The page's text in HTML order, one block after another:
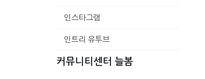
인스타그램
인트리 유투브
커뮤니티센터 늘봄